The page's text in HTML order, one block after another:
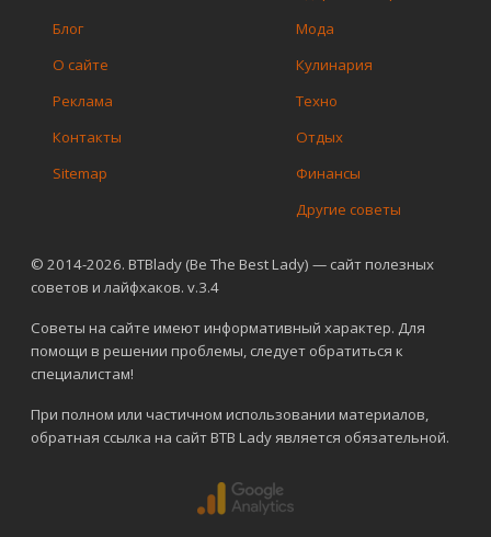
© 2014-2026. BTBlady (Be The Best Lady) — сайт полезных
советов и лайфхаков. v.3.4
Советы на сайте имеют информативный характер. Для
помощи в решении проблемы, следует обратиться к
специалистам!
При полном или частичном использовании материалов,
обратная ссылка на сайт BTB Lady является обязательной.
Блог
О сайте
Реклама
Контакты
Sitemap
Мода
Кулинария
Техно
Отдых
Финансы
Другие советы